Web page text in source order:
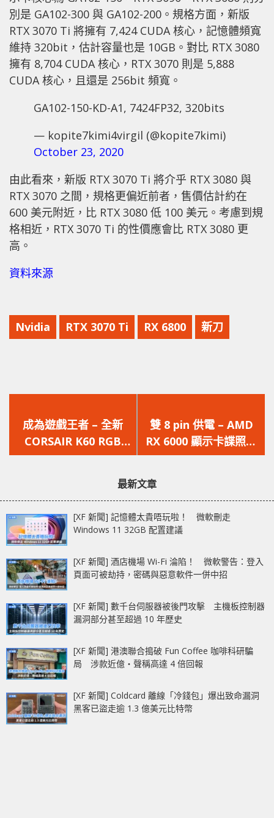
別是 GA102-300 與 GA102-200。規格方面，新版
RTX 3070 Ti 將擁有 7,424 CUDA 核心，記憶體頻寬
維持 320bit，估計容量也是 10GB。對比 RTX 3080
擁有 8,704 CUDA 核心，RTX 3070 則是 5,888
CUDA 核心，且還是 256bit 頻寬。
GA102-150-KD-A1, 7424FP32, 320bits
— kopite7kimi4virgil (@kopite7kimi)
October 23, 2020
由此看來，新版 RTX 3070 Ti 將介乎 RTX 3080 與
RTX 3070 之間，規格更偏近前者，售價估計約在
600 美元附近，比 RTX 3080 低 100 美元。考慮到規
格相近，RTX 3070 Ti 的性價應會比 RTX 3080 更
高。
資料來源
Nvidia RTX 3070 Ti RX 6800 新刀
一
篇
文
成為遊戲王者 – 全新
CORSAIR K60 RGB
PRO 機械遊戲鍵盤
一
篇
文
雙 8 pin 供電 – AMD
RX 6000 顯示卡諜照曝
光
最新文章
[XF 新聞] 記憶體太貴唔玩啦！ 微軟刪走
Windows 11 32GB 配置建議
[XF 新聞] 酒店機場 Wi-Fi 淪陷！ 微軟警告：登入
頁面可被劫持，密碼與惡意軟件一併中招
[XF 新聞] 數千台伺服器被後門攻擊 主機板控制器
漏洞部分甚至超過 10 年歷史
[XF 新聞] 港澳聯合搗破 Fun Coffee 咖啡科研騙
局 涉款近億‧聲稱高達 4 倍回報
[XF 新聞] Coldcard 離線「冷錢包」爆出致命漏洞
黑客已盜走逾 1.3 億美元比特幣